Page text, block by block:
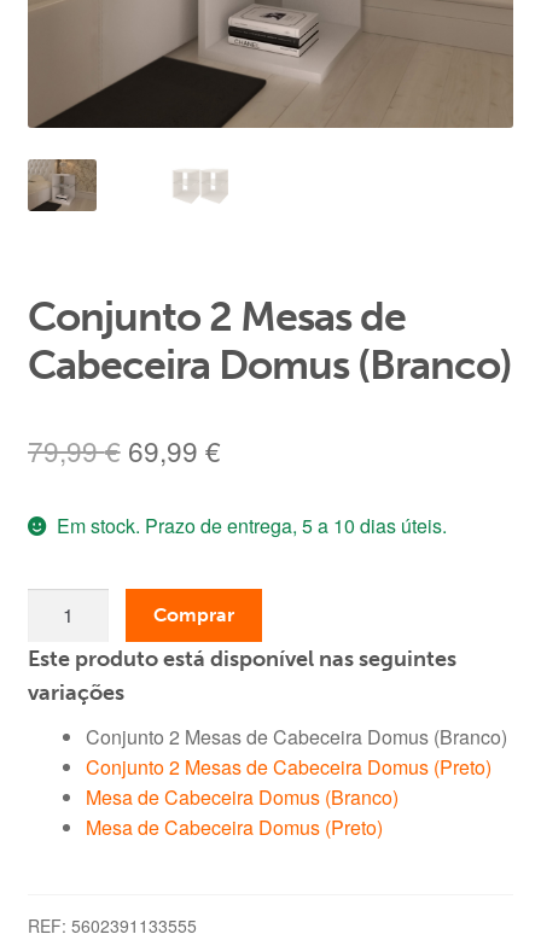
Conjunto 2 Mesas de
Cabeceira Domus (Branco)
79,99€ O
original
era:
79,99 €.
69,99 €O
atual
é:
69,99 €.
Em stock. Prazo de entrega, 5 a 10 dias úteis.
Conjunto
2
Cabeceira
Domus
(Branco)
Comprar
Este produto está disponível nas seguintes
variações
Conjunto 2 Mesas de Cabeceira Domus (Branco)
Conjunto 2 Mesas de Cabeceira Domus (Preto)
Mesa de Cabeceira Domus (Branco)
Mesa de Cabeceira Domus (Preto)
REF: 5602391133555